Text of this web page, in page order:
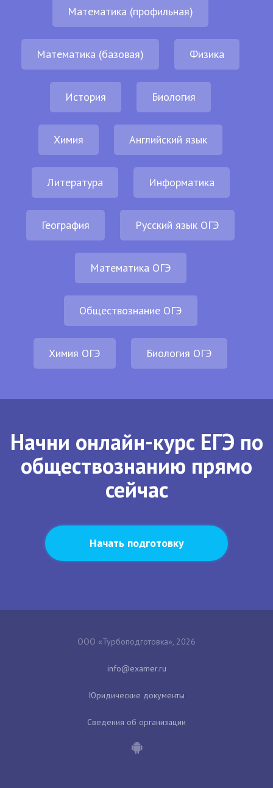
Математика (профильная)
Математика (базовая) Физика
История Биология
Химия Английский язык
Литература Информатика
География Русский язык ОГЭ
Математика ОГЭ
Обществознание ОГЭ
Химия ОГЭ Биология ОГЭ
Начни онлайн-курс ЕГЭ по
обществознанию прямо
сейчас
Начать подготовку
ООО «Турбоподготовка», 2026
Юридические документы
Сведения об организации